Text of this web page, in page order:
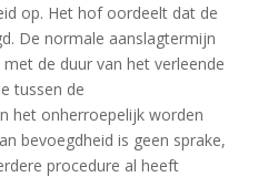
op. Het hof oordeelt dat de
De normale aanslagtermijn
de duur van het verleende
tussen de
het onherroepelijk worden
bevoegdheid is geen sprake,
procedure al heeft